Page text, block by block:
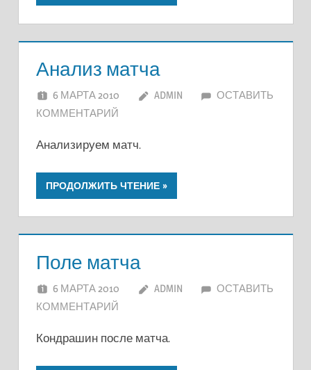
Анализ матча
6 МАРТА 2010 ADMIN
ОСТАВИТЬ
КОММЕНТАРИЙ
Анализируем матч.
ПРОДОЛЖИТЬ ЧТЕНИЕ
Поле матча
6 МАРТА 2010 ADMIN
ОСТАВИТЬ
КОММЕНТАРИЙ
Кондрашин после матча.